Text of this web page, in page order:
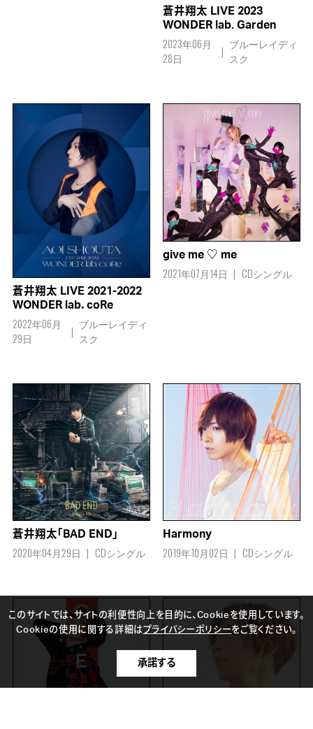
蒼井翔太 LIVE 2023
WONDER lab. Garden
2023年06月
28日
ブルーレイディ
スク
蒼井翔太 LIVE 2021-2022
WONDER lab．coRe
2022年06月
29日
ブルーレイディ
スク
give me ♡ me
2021年07月14日 CDシングル
蒼井翔太「BAD END」
2020年04月29日 CDシングル
Harmony
2019年10月02日 CDシングル
このサイトでは、サイトの利便性向上を目的に、Cookieを使用しています。
Cookieの使用に関する詳細はプライバシーポリシーをご覧ください。
承諾する